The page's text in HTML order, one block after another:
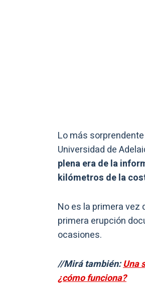
Lo más
Universidad de
plena era de la
kilómetros de la
No es la primera vez
primera erupción
ocasiones.
//Mirá también:Una
¿cómo funciona?